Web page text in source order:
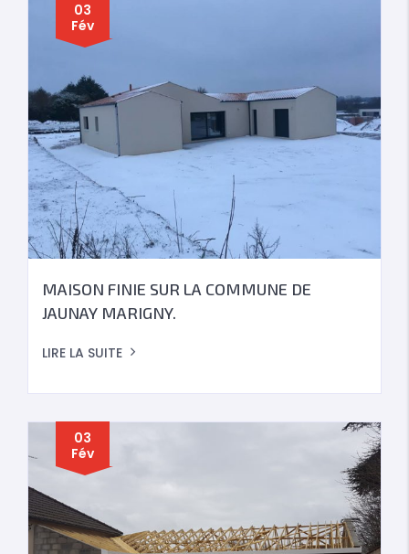
03
Fév
MAISON FINIE SUR LA COMMUNE DE
JAUNAY MARIGNY.
LIRE LA SUITE
03
Fév